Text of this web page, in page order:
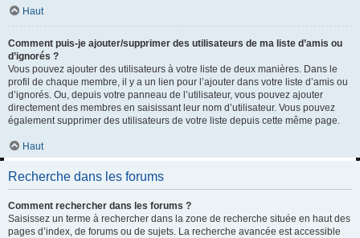
Haut
Comment puis-je ajouter/supprimer des utilisateurs de ma liste d’amis ou
d’ignorés ?
Vous pouvez ajouter des utilisateurs à votre liste de deux manières. Dans le
profil de chaque membre, il y a un lien pour l’ajouter dans votre liste d’amis ou
d’ignorés. Ou, depuis votre panneau de l’utilisateur, vous pouvez ajouter
directement des membres en saisissant leur nom d’utilisateur. Vous pouvez
également supprimer des utilisateurs de votre liste depuis cette même page.
Haut
Recherche dans les forums
Comment rechercher dans les forums ?
Saisissez un terme à rechercher dans la zone de recherche située en haut des
pages d’index, de forums ou de sujets. La recherche avancée est accessible